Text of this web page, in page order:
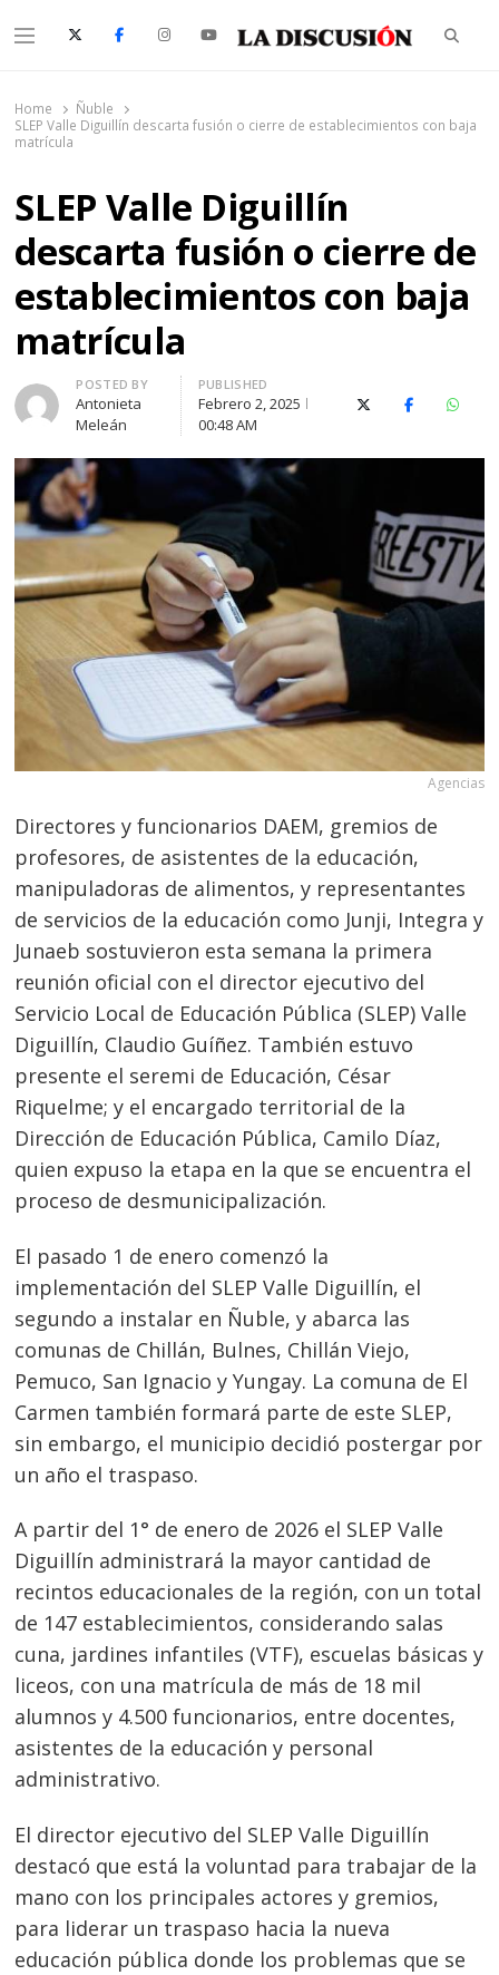
Menu
Home
Ñuble
SLEP Valle Diguillín descarta fusión o cierre de establecimientos con baja
matrícula
SLEP Valle Diguillín
descarta fusión o cierre de
establecimientos con baja
matrícula
Author
POSTED BY
Antonieta
Meleán
PUBLISHED
Febrero 2, 2025
00:48 AM
X (Twitter)Facebook
Agencias
Directores y funcionarios DAEM, gremios de
profesores, de asistentes de la educación,
manipuladoras de alimentos, y representantes
de servicios de la educación como Junji, Integra y
Junaeb sostuvieron esta semana la primera
reunión oficial con el director ejecutivo del
Servicio Local de Educación Pública (SLEP) Valle
Diguillín, Claudio Guíñez. También estuvo
presente el seremi de Educación, César
Riquelme; y el encargado territorial de la
Dirección de Educación Pública, Camilo Díaz,
quien expuso la etapa en la que se encuentra el
proceso de desmunicipalización.
El pasado 1 de enero comenzó la
implementación del SLEP Valle Diguillín, el
segundo a instalar en Ñuble, y abarca las
comunas de Chillán, Bulnes, Chillán Viejo,
Pemuco, San Ignacio y Yungay. La comuna de El
Carmen también formará parte de este SLEP,
sin embargo, el municipio decidió postergar por
un año el traspaso.
A partir del 1° de enero de 2026 el SLEP Valle
Diguillín administrará la mayor cantidad de
recintos educacionales de la región, con un total
de 147 establecimientos, considerando salas
cuna, jardines infantiles (VTF), escuelas básicas y
liceos, con una matrícula de más de 18 mil
alumnos y 4.500 funcionarios, entre docentes,
asistentes de la educación y personal
administrativo.
El director ejecutivo del SLEP Valle Diguillín
destacó que está la voluntad para trabajar de la
mano con los principales actores y gremios,
para liderar un traspaso hacia la nueva
educación pública donde los problemas que se